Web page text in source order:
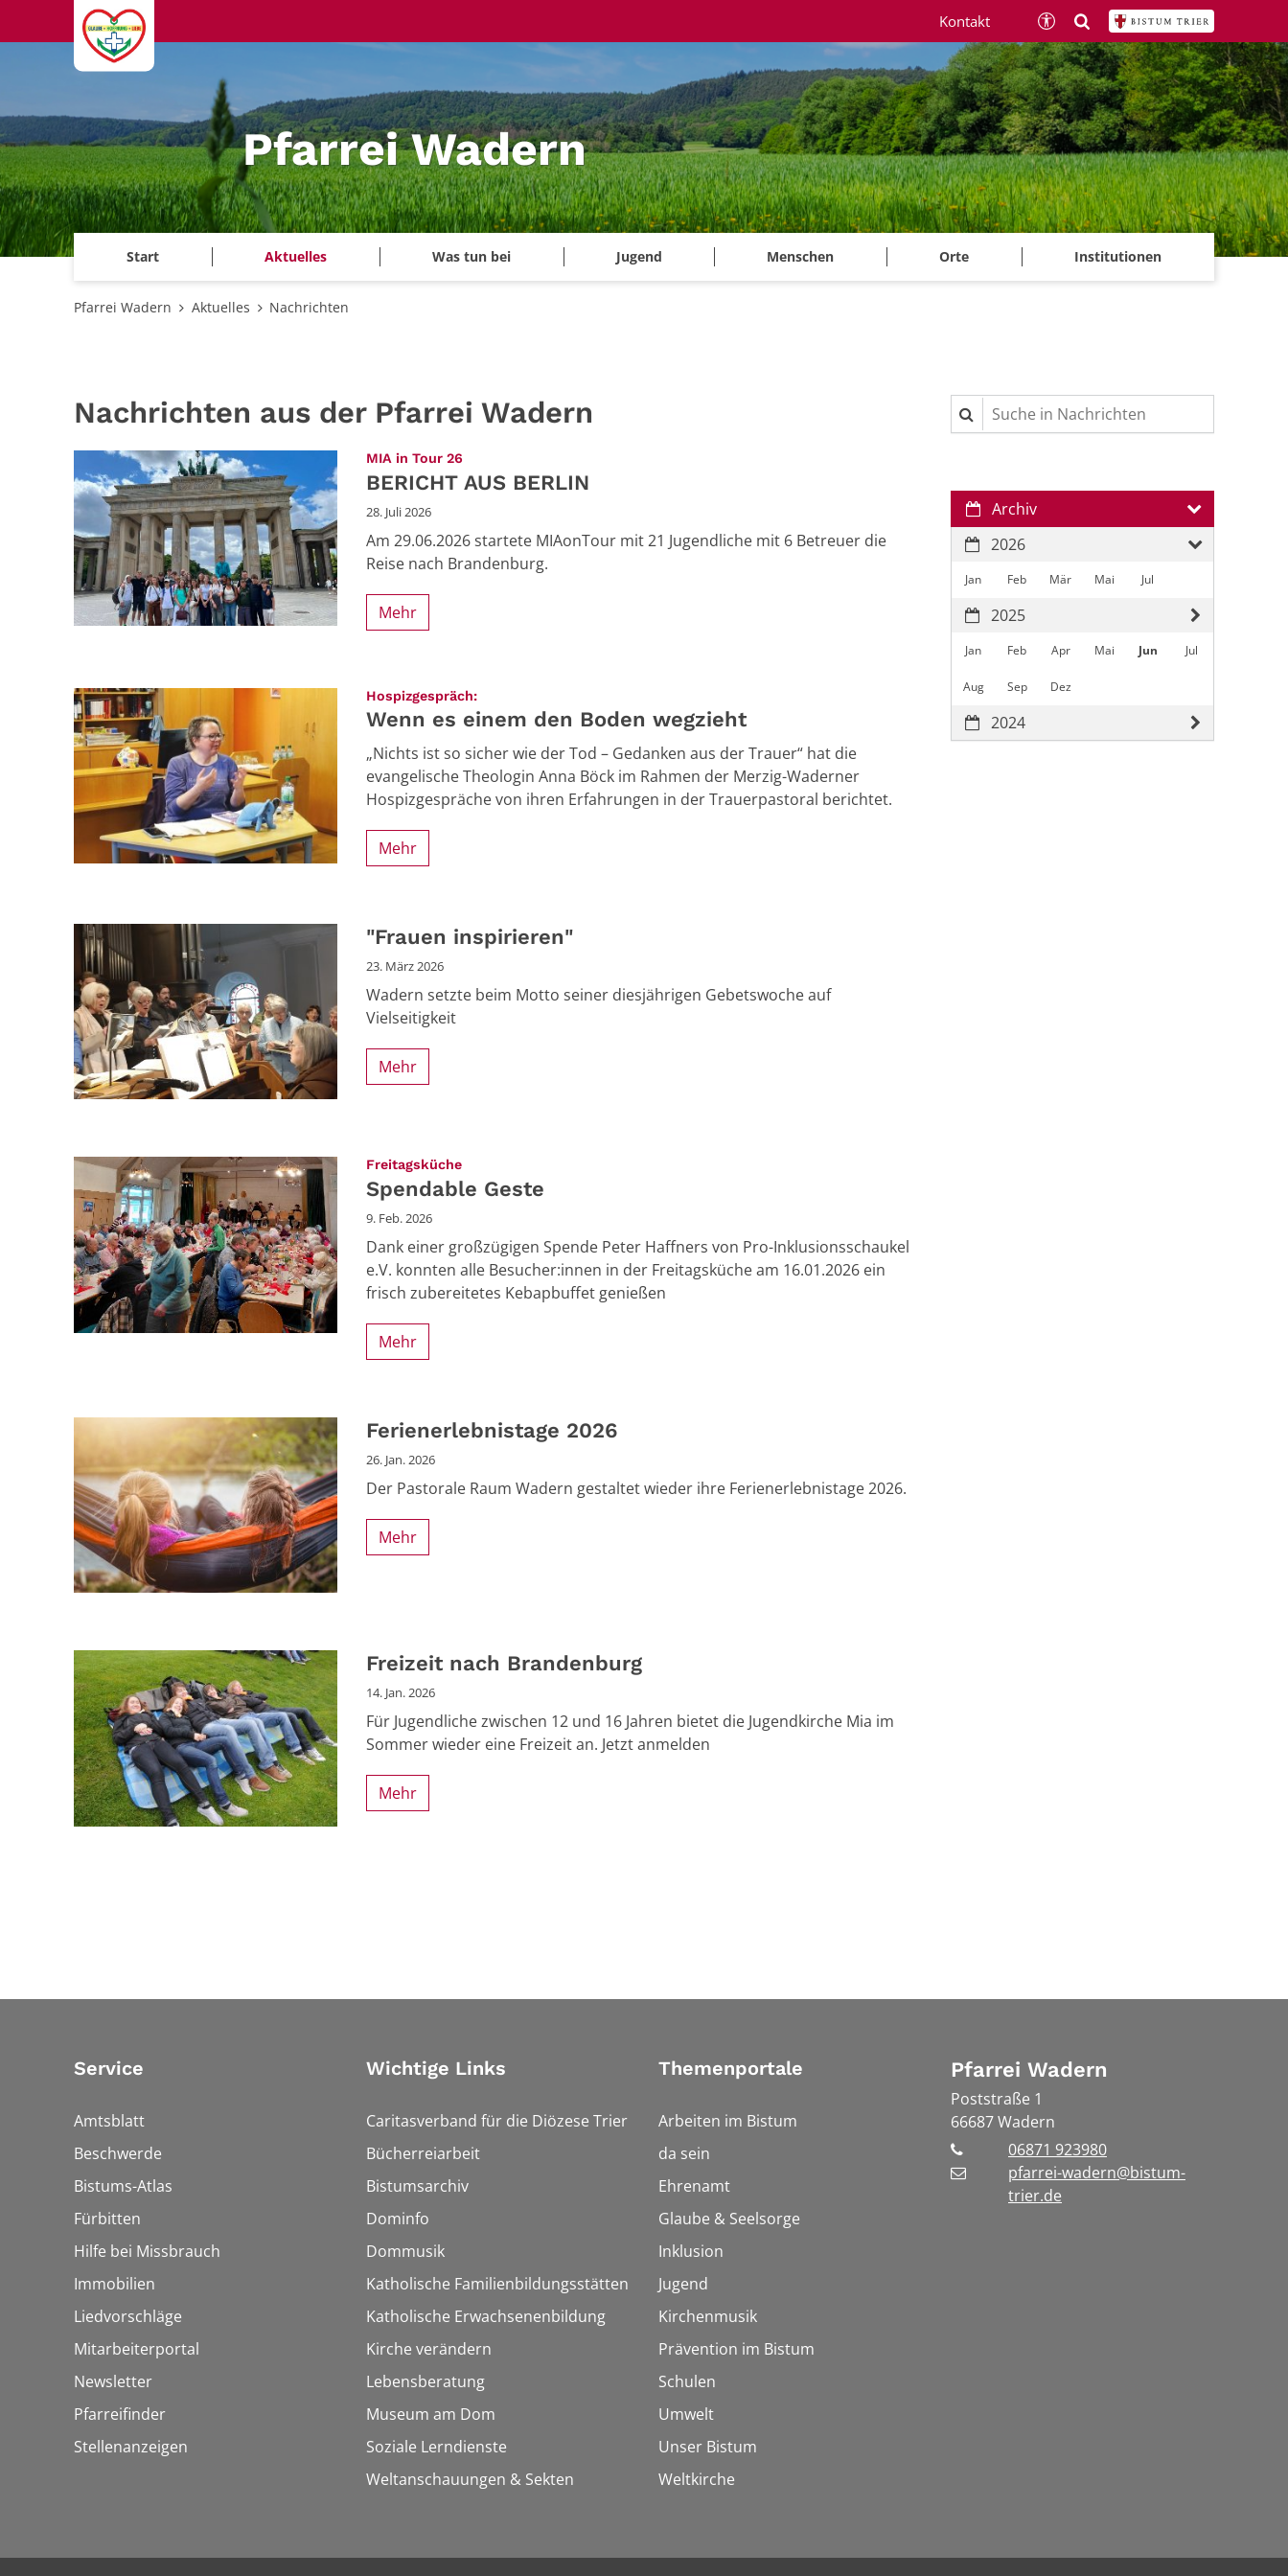
Zum Inhalt springen
Pfarrei Wadern
Start Aktuelles Was tun bei Jugend Menschen Orte Institutionen
Kontakt
Pfarrei Wadern Aktuelles Nachrichten
Nachrichten aus der Pfarrei Wadern
MIA in Tour 26
BERICHT AUS BERLIN
28. Juli 2026
Am 29.06.2026 startete MIAonTour mit 21 Jugendliche mit 6 Betreuer die
Reise nach Brandenburg.
Mehr
Hospizgespräch::
Wenn es einem den Boden wegzieht
„Nichts ist so sicher wie der Tod – Gedanken aus der Trauer“ hat die
evangelische Theologin Anna Böck im Rahmen der Merzig-Waderner
Hospizgespräche von ihren Erfahrungen in der Trauerpastoral berichtet.
Mehr
"Frauen inspirieren"
23. März 2026
Wadern setzte beim Motto seiner diesjährigen Gebetswoche auf
Vielseitigkeit
Mehr
Freitagsküche:
Spendable Geste
9. Feb. 2026
Dank einer großzügigen Spende Peter Haffners von Pro-Inklusionsschaukel
e.V. konnten alle Besucher:innen in der Freitagsküche am 16.01.2026 ein
frisch zubereitetes Kebapbuffet genießen
Mehr
Ferienerlebnistage 2026
26. Jan. 2026
Der Pastorale Raum Wadern gestaltet wieder ihre Ferienerlebnistage 2026.
Mehr
Freizeit nach Brandenburg
14. Jan. 2026
Für Jugendliche zwischen 12 und 16 Jahren bietet die Jugendkirche Mia im
Sommer wieder eine Freizeit an. Jetzt anmelden
Mehr
Suche in Nachrichten
Archiv
2026
Jan Feb Mär Mai Jul
2025
Jan Feb Apr Mai Jun Jul
Aug Sep Dez
2024
Service
Amtsblatt
Beschwerde
Bistums-Atlas
Fürbitten
Hilfe bei Missbrauch
Immobilien
Liedvorschläge
Mitarbeiterportal
Newsletter
Pfarreifinder
Stellenanzeigen
Wichtige Links
Caritasverband für die Diözese Trier
Bücherreiarbeit
Bistumsarchiv
Dominfo
Dommusik
Katholische Familienbildungsstätten
Katholische Erwachsenenbildung
Kirche verändern
Lebensberatung
Museum am Dom
Soziale Lerndienste
Weltanschauungen & Sekten
Themenportale
Arbeiten im Bistum
da sein
Ehrenamt
Glaube & Seelsorge
Inklusion
Jugend
Kirchenmusik
Prävention im Bistum
Schulen
Umwelt
Unser Bistum
Weltkirche
Pfarrei Wadern
Poststraße 1
66687Wadern
06871 923980
pfarrei-wadern@bistum-
trier.de